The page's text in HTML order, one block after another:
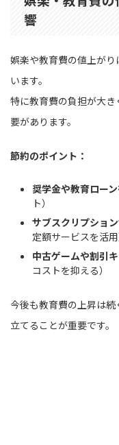
響
娯楽や教育費の値上が
います。
特に教育費の負担が大
要があります。
節約のポイント：
奨学金や教育ロー
ト）
サブスクリプショ
定額サービスを活用
中古ゲームや割引
コストを抑える）
今後も教育費の上昇は
立てることが重要です。